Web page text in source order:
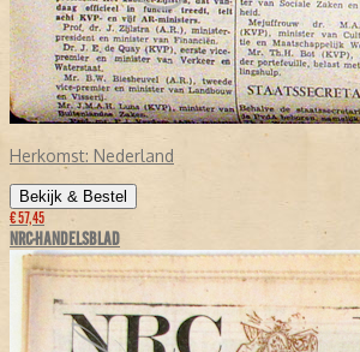
Herkomst: Nederland
Bekijk & Bestel
€ 57,45
NRC-HANDELSBLAD